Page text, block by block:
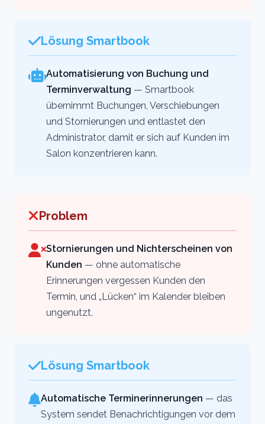
Lösung Smartbook
Automatisierung von Buchung und
Terminverwaltung — Smartbook
übernimmt Buchungen, Verschiebungen
und Stornierungen und entlastet den
Administrator, damit er sich auf Kunden im
Salon konzentrieren kann.
Problem
Stornierungen und Nichterscheinen von
Kunden — ohne automatische
Erinnerungen vergessen Kunden den
Termin, und „Lücken“ im Kalender bleiben
ungenutzt.
Lösung Smartbook
Automatische Terminerinnerungen — das
System sendet Benachrichtigungen vor dem